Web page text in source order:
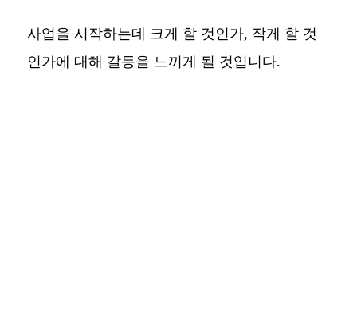
사업을 시작하는데 크게 할 것인가, 작게 할 것
인가에 대해 갈등을 느끼게 될 것입니다.